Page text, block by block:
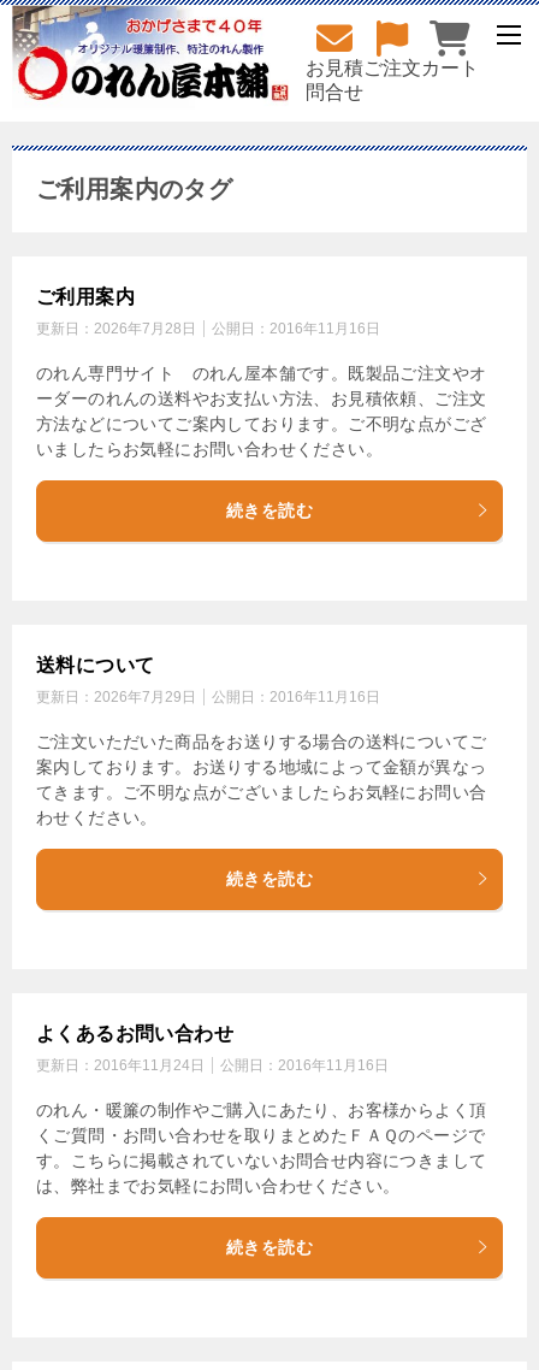
お見積
問合せ
ご注文カート
ご利用案内のタグ
ご利用案内
更新日： 2026年7月28日 公開日： 2016年11月16日
のれん専門サイト のれん屋本舗です。既製品ご注文やオ
ーダーのれんの送料やお支払い方法、お見積依頼、ご注文
方法などについてご案内しております。ご不明な点がござ
いましたらお気軽にお問い合わせください。
続きを読む
送料について
更新日： 2026年7月29日 公開日： 2016年11月16日
ご注文いただいた商品をお送りする場合の送料についてご
案内しております。お送りする地域によって金額が異なっ
てきます。ご不明な点がございましたらお気軽にお問い合
わせください。
続きを読む
よくあるお問い合わせ
更新日： 2016年11月24日 公開日： 2016年11月16日
のれん・暖簾の制作やご購入にあたり、お客様からよく頂
くご質問・お問い合わせを取りまとめたＦＡＱのページで
す。こちらに掲載されていないお問合せ内容につきまして
は、弊社までお気軽にお問い合わせください。
続きを読む